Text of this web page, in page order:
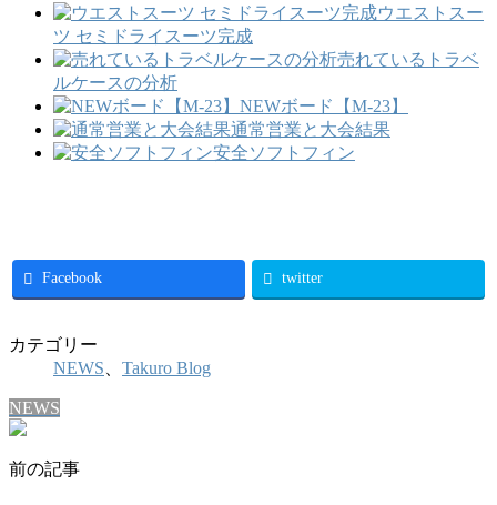
ウエストスー
ツ セミドライスーツ完成
売れているトラベ
ルケースの分析
NEWボード【M-23】
通常営業と大会結果
安全ソフトフィン
Facebook twitter
カテゴリー
NEWS
Takuro Blog
NEWS
前の記事